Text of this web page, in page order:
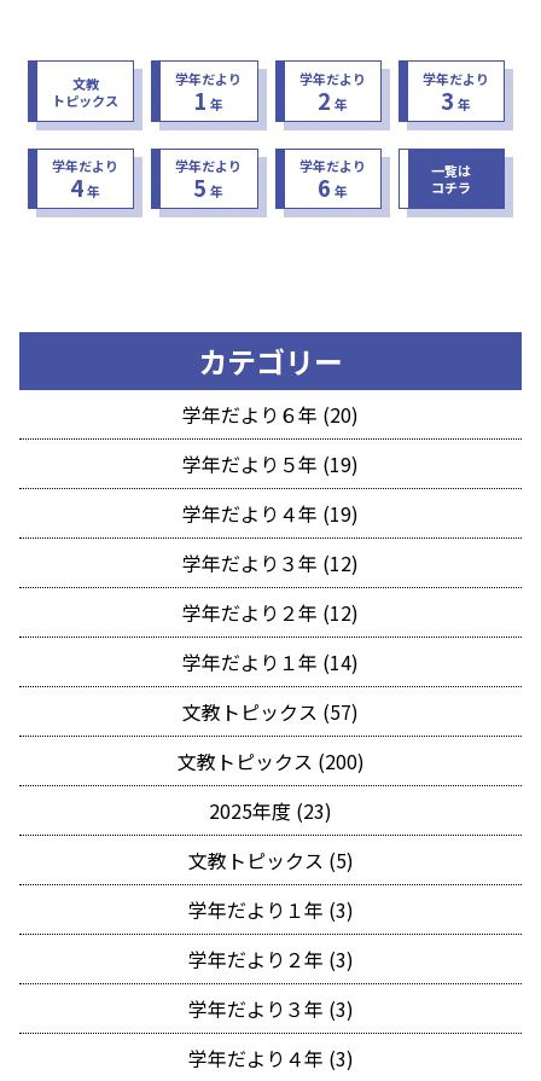
文教
トピックス
学年だより
1 年
学年だより
2 年
学年だより
3 年
学年だより
4年
学年だより
5 年
学年だより
6 年
一覧は
コチラ
カテゴリー
学年だより６年 (20)
学年だより５年 (19)
学年だより４年 (19)
学年だより３年 (12)
学年だより２年 (12)
学年だより１年 (14)
文教トピックス (57)
文教トピックス (200)
2025年度 (23)
文教トピックス (5)
学年だより１年 (3)
学年だより２年 (3)
学年だより３年 (3)
学年だより４年 (3)